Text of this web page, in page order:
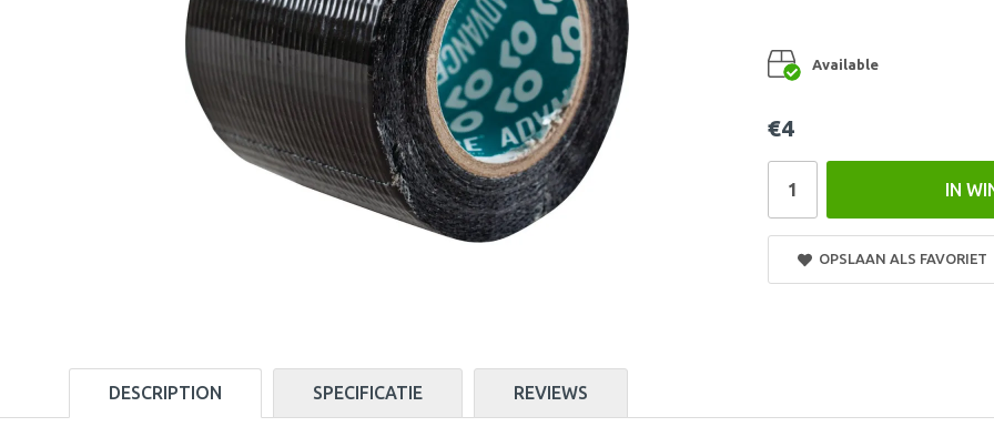
Available
€4
IN
OPSLAAN ALS FAVORIET
DESCRIPTION SPECIFICATIE REVIEWS